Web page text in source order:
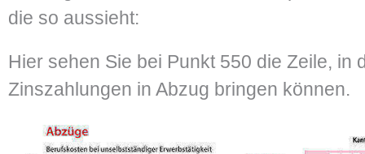
die so aussieht:
Hier sehen Sie bei Punkt 550 die Zeile, in
Zinszahlungen in Abzug bringen können.